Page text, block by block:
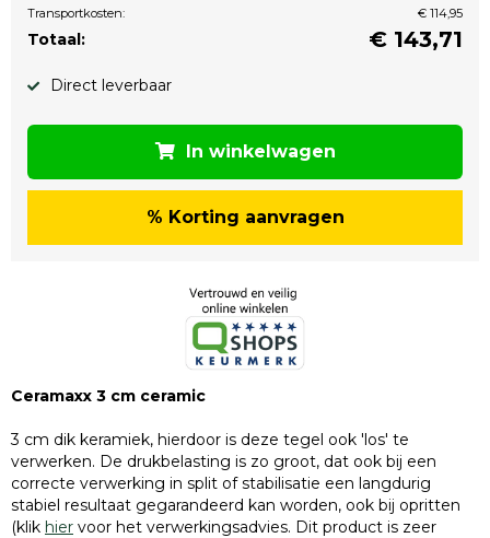
Transportkosten:
€ 114,95
Totaal: € 143,71
Direct leverbaar
In winkelwagen
% Korting aanvragen
Ceramaxx 3 cm ceramic
3 cm dik keramiek, hierdoor is deze tegel ook 'los' te
verwerken. De drukbelasting is zo groot, dat ook bij een
correcte verwerking in split of stabilisatie een langdurig
stabiel resultaat gegarandeerd kan worden, ook bij opritten
(klik hier voor het verwerkingsadvies. Dit product is zeer